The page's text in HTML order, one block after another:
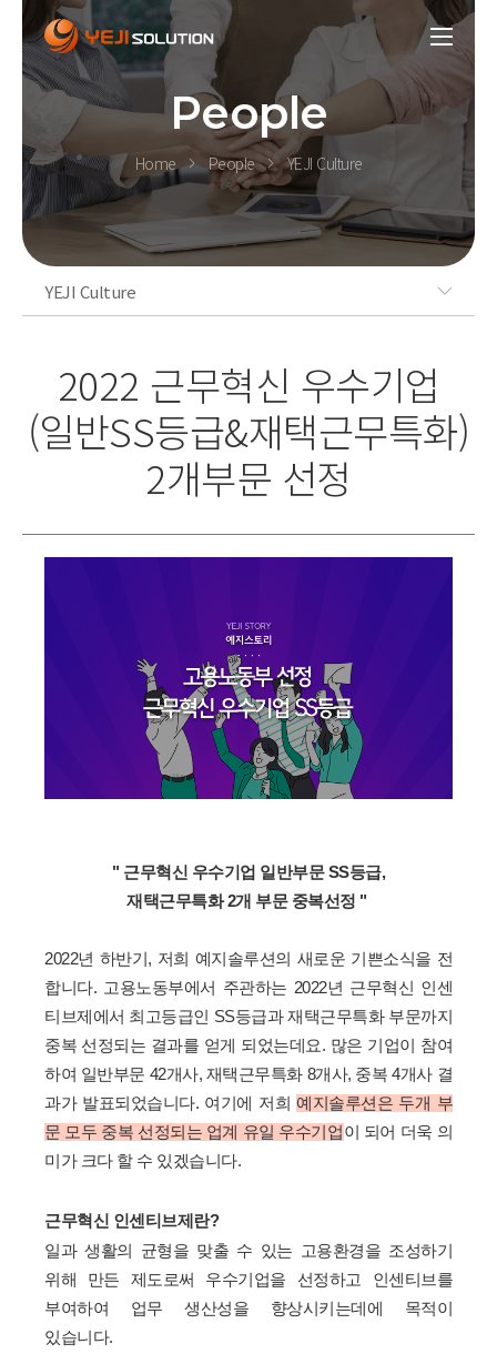
People
Home People YEJI Culture
YEJI Culture
2022 근무혁신 우수기업
(일반SS등급&재택근무특화)
2개부문 선정
" 근무혁신 우수기업 일반부문 SS등급,
재택근무특화 2개 부문 중복선정 "
2022년 하반기, 저희 예지솔루션의 새로운 기쁜소식을 전
합니다. 고용노동부에서 주관하는 2022년 근무혁신 인센
티브제에서 최고등급인 SS등급과 재택근무특화 부문까지
중복 선정되는 결과를 얻게 되었는데요. 많은 기업이 참여
하여 일반부문 42개사, 재택근무특화 8개사, 중복 4개사 결
과가 발표되었습니다. 여기에 저희 예지솔루션은 두개 부
문 모두 중복 선정되는 업계 유일 우수기업이 되어 더욱 의
미가 크다 할 수 있겠습니다.
근무혁신 인센티브제란?
일과 생활의 균형을 맞출 수 있는 고용환경을 조성하기
위해 만든 제도로써 우수기업을 선정하고 인센티브를
부여하여 업무 생산성을 향상시키는데에 목적이
있습니다.